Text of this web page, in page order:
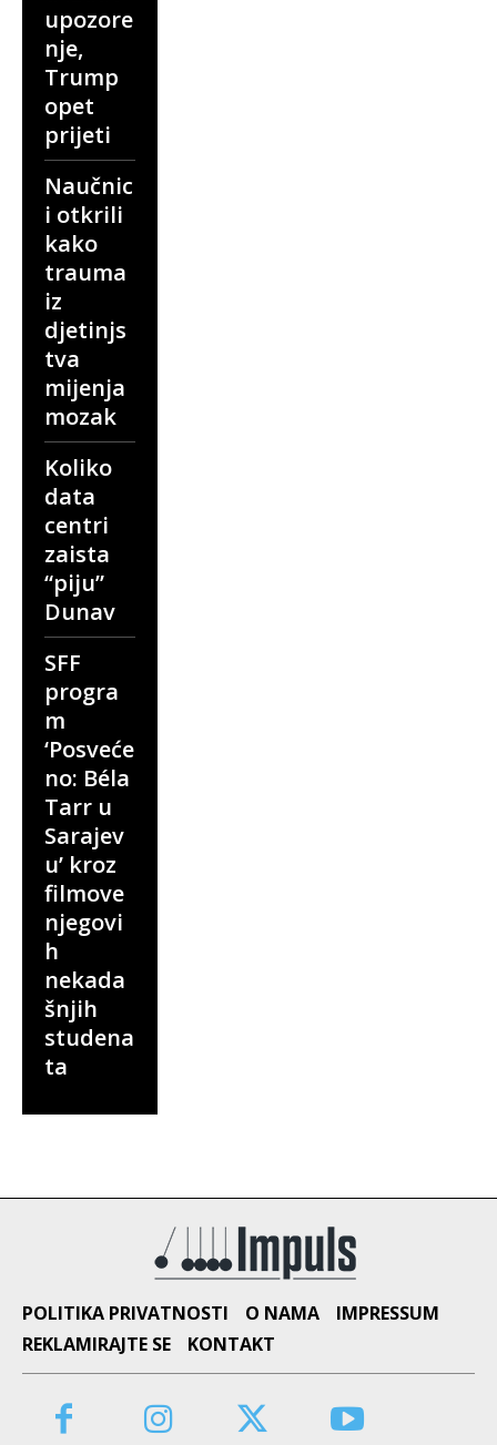
upozore
nje,
Trump
opet
prijeti
Naučnic
i otkrili
kako
trauma
iz
djetinjs
tva
mijenja
mozak
Koliko
data
centri
zaista
“piju”
Dunav
SFF
progra
m
‘Posveće
no: Béla
Tarr u
Sarajev
u’ kroz
filmove
njegovi
h
nekada
šnjih
studena
ta
POLITIKA PRIVATNOSTI O NAMA
IMPRESSUM
REKLAMIRAJTE SE
KONTAKT